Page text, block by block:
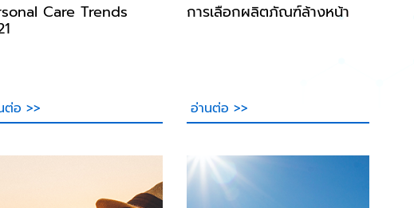
Care Trends
ต่อ >>
การเลือกผลิตภัณฑ์ล้างหน้า
อ่านต่อ >>